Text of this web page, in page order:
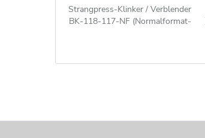
Strangpress-Klinker / Verblender
BK-118-117-NF (Normalformat-